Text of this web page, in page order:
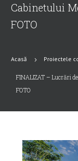
Cabinetului
FOTO
Acasă 5 Proiectele
FINALIZAT – Lucrări
FOTO